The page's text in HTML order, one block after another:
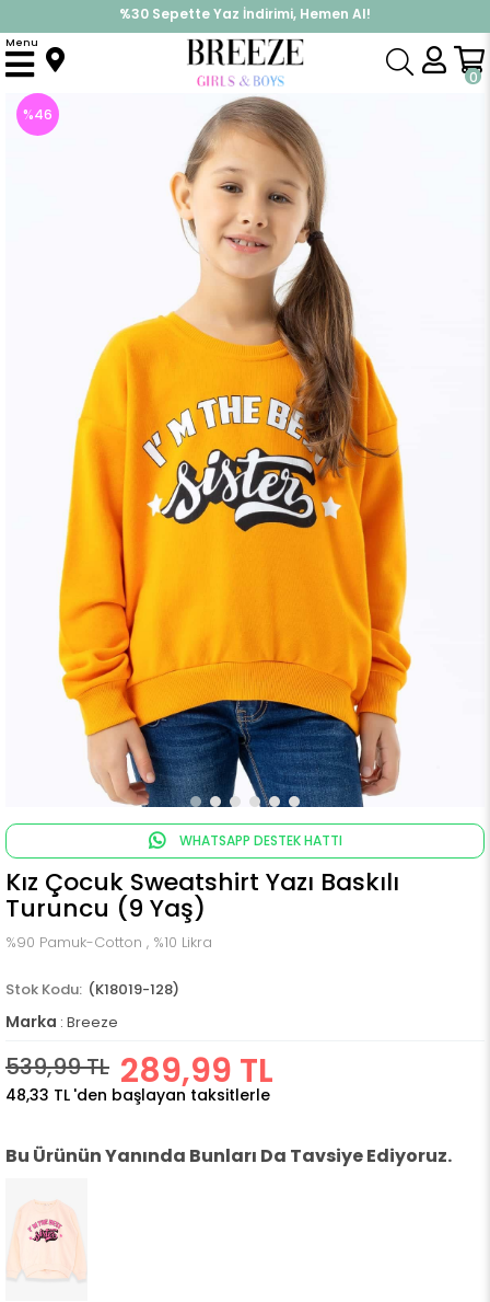
%30 Sepette Yaz İndirimi, Hemen Al!
İndirimlere ek %10 İndirimi Kap, Hemen Üye Ol!
0
Menu
Anasayfa Üst Giyim Sweatshirt Kız Çocuk Sweatshirt Yazı Baskılı Turuncu (9 Yaş)
%46
WHATSAPP DESTEK HATTI
Kız Çocuk Sweatshirt Yazı Baskılı
Turuncu (9 Yaş)
%90 Pamuk-Cotton , %10 Likra
(K18019-128)
Marka : Breeze
539,99 TL 289,99 TL
48,33 TL 'den başlayan taksitlerle
Bu Ürünün Yanında Bunları Da Tavsiye Ediyoruz.